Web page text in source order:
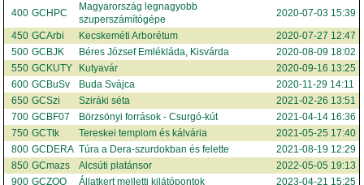
400 GCHPC
Magyarország legnagyobb
szuperszámítógépe
2020-07-03 15:39
450 GCArbi Kecskeméti Arborétum
2020-07-27 12:47
500 GCBJK Béres József Emlékláda, Kisvárda
2020-08-09 18:02
550 GCKUTY Kutyavár
2020-09-16 13:25
600 GCBuSv Buda Svájca
2020-11-29 14:11
650 GCSzi Sziráki séta
2021-02-26 13:51
700 GCBF07 Börzsönyi források - Csurgó-kút
2021-04-14 16:36
750 GCTtk Tereskei templom és kálvária
2021-05-25 17:40
800 GCDERA Túra a Dera-szurdokban és felette
2021-08-19 12:29
850 GCmazs Alcsúti platánsor
2022-05-05 19:13
900 GCZOO Állatkert melletti kilátópontok
2023-04-21 15:25